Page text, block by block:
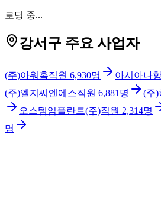
로딩 중...
강서구 주요 사업자
(주)아워홈직원 6,930명 아시아나
(주)엘지씨엔에스직원 6,881 명 (주)
오스템임플란트(주)직원 2,314명
명